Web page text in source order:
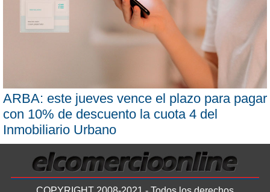
ARBA: este jueves vence el plazo para pagar
con 10% de descuento la cuota 4 del
Inmobiliario Urbano